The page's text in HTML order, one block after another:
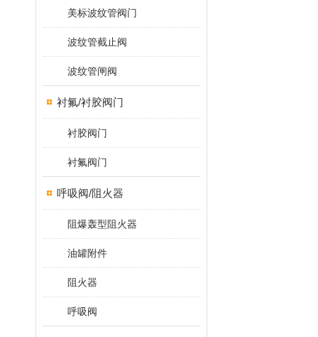
美标波纹管阀门
波纹管截止阀
波纹管闸阀
衬氟/衬胶阀门
衬胶阀门
衬氟阀门
呼吸阀/阻火器
阻爆轰型阻火器
油罐附件
阻火器
呼吸阀